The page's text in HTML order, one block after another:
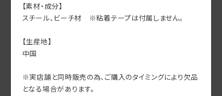
【素材・成分】
スチール、ビーチ材 ※粘着テープは付属しません。
【生産地】
中国
※実店舗と同時販売の為、ご購入のタイミングにより欠品
となる場合があります。